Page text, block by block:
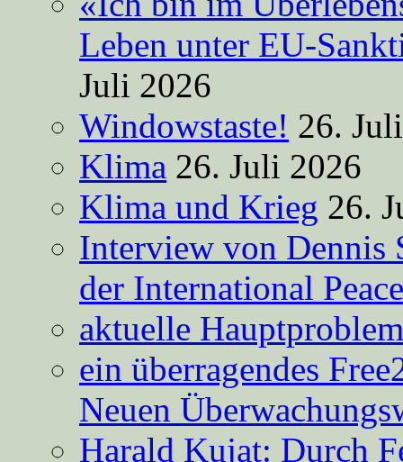
Leben unter EU-
Juli 2026
Windowstaste! 26.
Klima 26. Juli 2026
Klima und Krieg 26.
Interview von Dennis
der International
aktuelle
ein überragendes
Neuen
Harald Kujat: Durch